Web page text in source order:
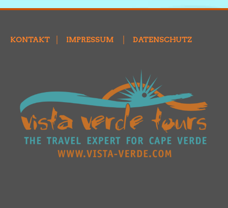
KONTAKT IMPRESSUM DATENSCHUTZ